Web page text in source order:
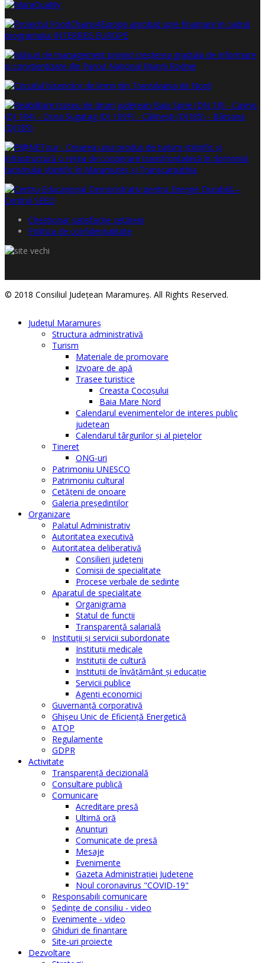
Chestionar satisfacţie cetăţeni
Politica de confidențialitate
© 2018 Consiliul Judeţean Maramureş. All Rights Reserved.
Judeţul Maramureş
Structura administrativă
Turism
Materiale de promovare
Izvoare de apă
Trasee turistice
Creasta Cocoșului
Baia Mare Nord
Calendarul evenimentelor de interes public
judeţean
Calendarul târgurilor şi al pieţelor
Tineret
ONG-uri
Patrimoniu UNESCO
Patrimoniu cultural
Cetăţeni de onoare
Galeria președinților
Organizare
Palatul Administrativ
Autoritatea executivă
Autoritatea deliberativă
Consilieri judeţeni
Comisii de specialitate
Procese verbale de sedinte
Aparatul de specialitate
Organigrama
Statul de funcții
Transparență salarială
Instituţii şi servicii subordonate
Instituţii medicale
Instituţii de cultură
Instituţii de învăţământ şi educaţie
Servicii publice
Agenţi economici
Guvernanță corporativă
Ghişeu Unic de Eficienţă Energetică
ATOP
Regulamente
GDPR
Activitate
Transparenţă decizională
Consultare publică
Comunicare
Acreditare presă
Ultimă oră
Anunţuri
Comunicate de presă
Mesaje
Evenimente
Gazeta Administraţiei Judeţene
Noul coronavirus "COVID-19"
Responsabili comunicare
Şedinţe de consiliu - video
Evenimente - video
Ghiduri de finanţare
Site-uri proiecte
Dezvoltare